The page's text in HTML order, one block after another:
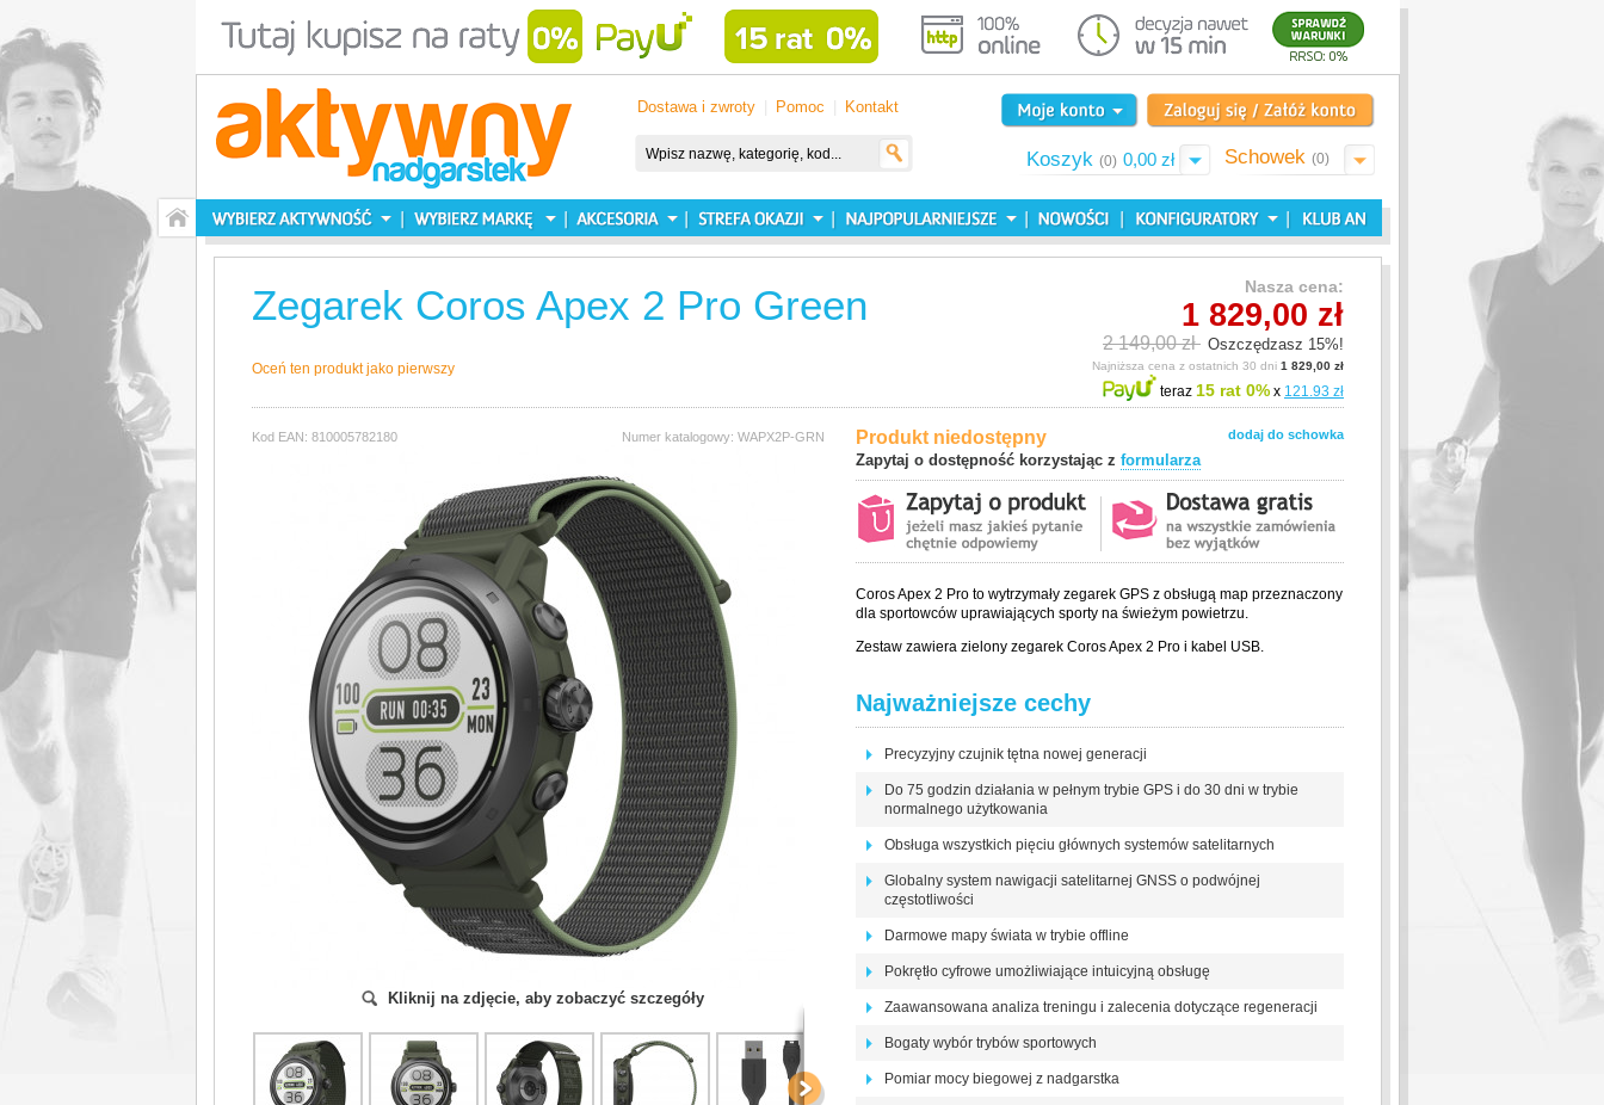
Dostawa i zwroty Pomoc Kontakt
Koszyk (0) 0,00 zł Schowek (0)
Nasza cena:
1 829,00 zł
2 149,00 zł Oszczędzasz 15%!
Najniższa cena z ostatnich 30 dni 1 829,00 zł
teraz 15 rat 0% x 121.93 zł
Zegarek Coros Apex 2 Pro Green
Oceń ten produkt jako pierwszy
Produkt niedostępny
Zapytaj o dostępność korzystając z formularza
dodaj do schowka
Coros Apex 2 Pro to wytrzymały zegarek GPS z obsługą map przeznaczony
dla sportowców uprawiających sporty na świeżym powietrzu.
Zestaw zawiera zielony zegarek Coros Apex 2 Pro i kabel USB.
Najważniejsze cechy
Precyzyjny czujnik tętna nowej generacji
Do 75 godzin działania w pełnym trybie GPS i do 30 dni w trybie
normalnego użytkowania
Obsługa wszystkich pięciu głównych systemów satelitarnych
Globalny system nawigacji satelitarnej GNSS o podwójnej
częstotliwości
Darmowe mapy świata w trybie offline
Pokrętło cyfrowe umożliwiające intuicyjną obsługę
Zaawansowana analiza treningu i zalecenia dotyczące regeneracji
Bogaty wybór trybów sportowych
Pomiar mocy biegowej z nadgarstka
Kod EAN: 810005782180 Numer katalogowy: WAPX2P-GRN
Kliknij na zdjęcie, aby zobaczyć szczegóły